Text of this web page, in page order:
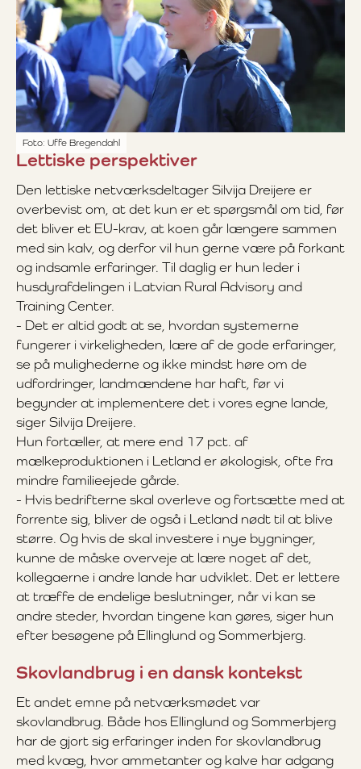
Foto: Uffe Bregendahl
Lettiske perspektiver
Den lettiske netværksdeltager Silvija Dreijere er
overbevist om, at det kun er et spørgsmål om tid, før
det bliver et EU-krav, at koen går længere sammen
med sin kalv, og derfor vil hun gerne være på forkant
og indsamle erfaringer. Til daglig er hun leder i
husdyrafdelingen i Latvian Rural Advisory and
Training Center.
- Det er altid godt at se, hvordan systemerne
fungerer i virkeligheden, lære af de gode erfaringer,
se på mulighederne og ikke mindst høre om de
udfordringer, landmændene har haft, før vi
begynder at implementere det i vores egne lande,
siger Silvija Dreijere.
Hun fortæller, at mere end 17 pct. af
mælkeproduktionen i Letland er økologisk, ofte fra
mindre familieejede gårde.
- Hvis bedrifterne skal overleve og fortsætte med at
forrente sig, bliver de også i Letland nødt til at blive
større. Og hvis de skal investere i nye bygninger,
kunne de måske overveje at lære noget af det,
kollegaerne i andre lande har udviklet. Det er lettere
at træffe de endelige beslutninger, når vi kan se
andre steder, hvordan tingene kan gøres, siger hun
efter besøgene på Ellinglund og Sommerbjerg.
Skovlandbrug i en dansk kontekst
Et andet emne på netværksmødet var
skovlandbrug. Både hos Ellinglund og Sommerbjerg
har de gjort sig erfaringer inden for skovlandbrug
med kvæg, hvor ammetanter og kalve har adgang